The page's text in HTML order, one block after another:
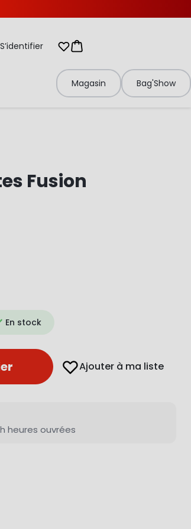
S’identifier Mes listes d'envies
Panier
Magasin Bag'Show
Fusion
En stock
Ajouter à ma liste
heures ouvrées